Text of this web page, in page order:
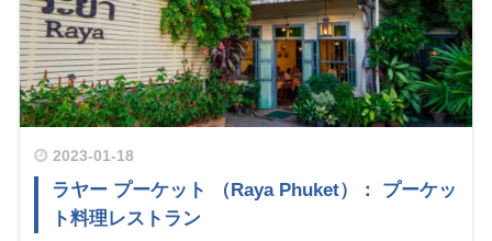
2023-01-18
ラヤー プーケット （Raya Phuket）： プーケッ
ト料理レストラン